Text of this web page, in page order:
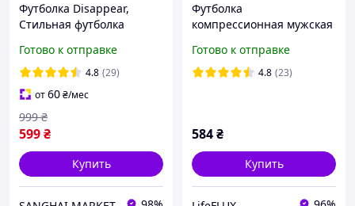
Футболка Disappear,
Стильная футболка
футболка на лето
Готово к отправке
4.8 (29)
от60₴/мес
599₴
999 ₴
Купить
Футболка
компрессионная мужская
Готово к отправке
4.8 (23)
584₴
Купить